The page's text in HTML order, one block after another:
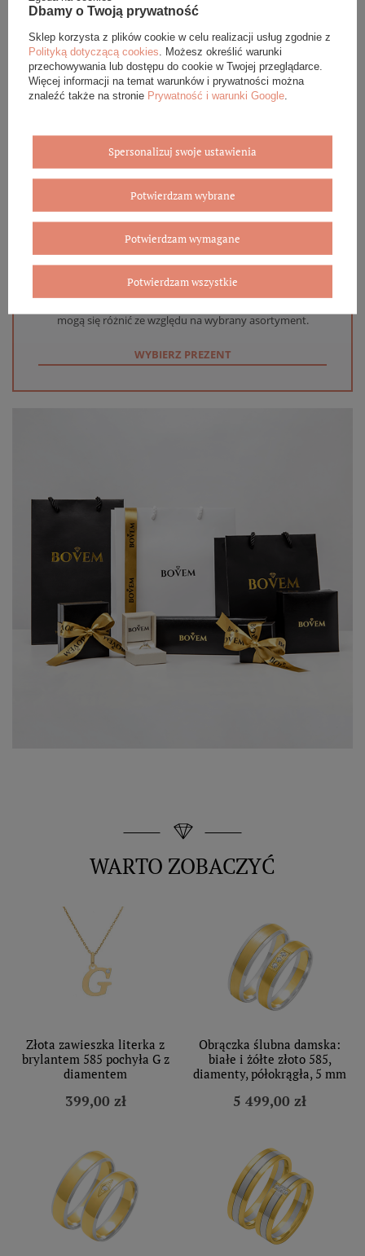
OPINIE (0)
GWARANCJA
Eleganckie opakowanie gratis
Biżuterię i zegarki zakupione w sklepie internetowym
każdego zamówienia dołączamy pudełko ze skóry
mogą się różnić ze względu na wybrany asortyment.
WYBIERZ PREZENT
WARTO ZOBACZYĆ
Złota zawieszka literka z
brylantem 585 pochyła G z
diamentem
399,00 zł
Obrączka ślubna damska:
białe i żółte złoto 585,
diamenty, półokrągła, 5 mm
5 499,00 zł
Dbamy o Twoją prywatność
Sklep korzysta z plików cookie w celu realizacji usług zgodnie z
Polityką dotyczącą cookies . Możesz określić warunki
przechowywania lub dostępu do cookie w Twojej przeglądarce.
Więcej informacji na temat warunków i prywatności można
znaleźć także na stronie Prywatność i warunki Google
Spersonalizuj swoje ustawienia
Potwierdzam wybrane
Potwierdzam wymagane
Potwierdzam wszystkie